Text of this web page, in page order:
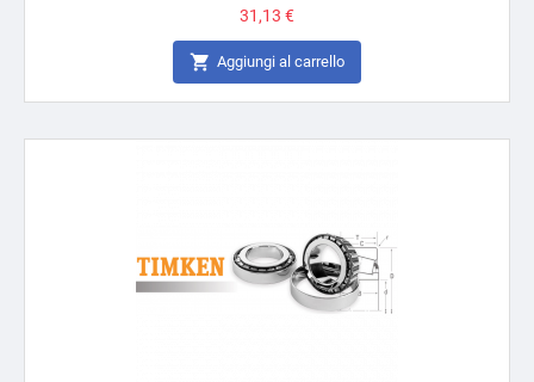
Prezzo
31,13 €
 Aggiungi al carrello